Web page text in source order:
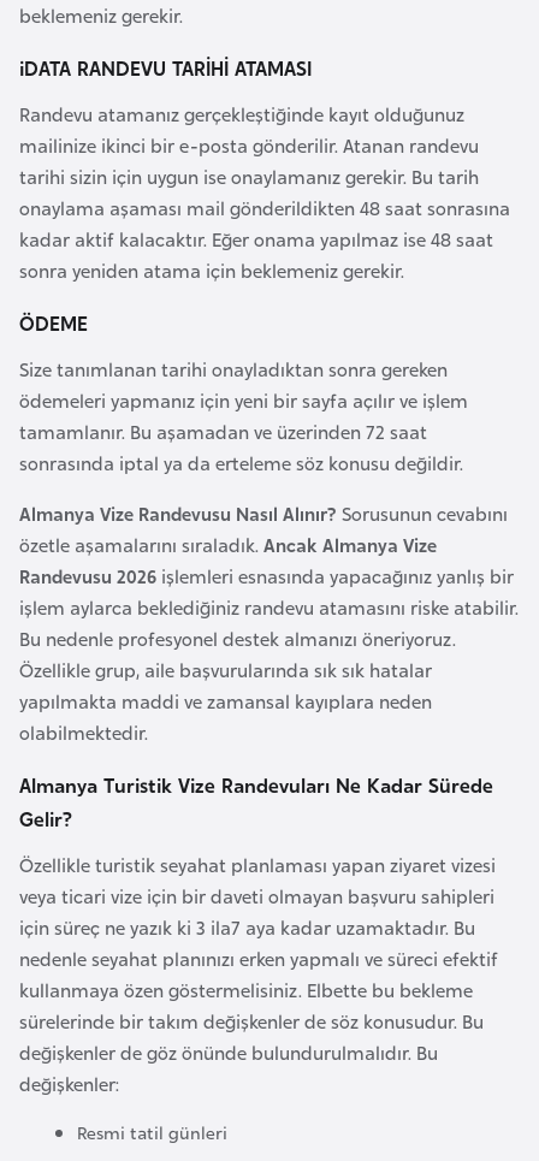
beklemeniz gerekir.
iDATA RANDEVU TARİHİ ATAMASI
Randevu atamanız gerçekleştiğinde kayıt olduğunuz
mailinize ikinci bir e-posta gönderilir. Atanan randevu
tarihi sizin için uygun ise onaylamanız gerekir. Bu tarih
onaylama aşaması mail gönderildikten 48 saat sonrasına
kadar aktif kalacaktır. Eğer onama yapılmaz ise 48 saat
sonra yeniden atama için beklemeniz gerekir.
ÖDEME
Size tanımlanan tarihi onayladıktan sonra gereken
ödemeleri yapmanız için yeni bir sayfa açılır ve işlem
tamamlanır. Bu aşamadan ve üzerinden 72 saat
sonrasında iptal ya da erteleme söz konusu değildir.
Almanya Vize Randevusu Nasıl Alınır? Sorusunun cevabını
özetle aşamalarını sıraladık. Ancak Almanya Vize
Randevusu 2026 işlemleri esnasında yapacağınız yanlış bir
işlem aylarca beklediğiniz randevu atamasını riske atabilir.
Bu nedenle profesyonel destek almanızı öneriyoruz.
Özellikle grup, aile başvurularında sık sık hatalar
yapılmakta maddi ve zamansal kayıplara neden
olabilmektedir.
Almanya Turistik Vize Randevuları Ne Kadar Sürede
Gelir?
Özellikle turistik seyahat planlaması yapan ziyaret vizesi
veya ticari vize için bir daveti olmayan başvuru sahipleri
için süreç ne yazık ki 3 ila7 aya kadar uzamaktadır. Bu
nedenle seyahat planınızı erken yapmalı ve süreci efektif
kullanmaya özen göstermelisiniz. Elbette bu bekleme
sürelerinde bir takım değişkenler de söz konusudur. Bu
değişkenler de göz önünde bulundurulmalıdır. Bu
değişkenler:
Resmi tatil günleri
B
e
a
r
u
s
B
e
ç
i
k
a
B
e
n
n
B
n
a
H
e
r
s
e
k